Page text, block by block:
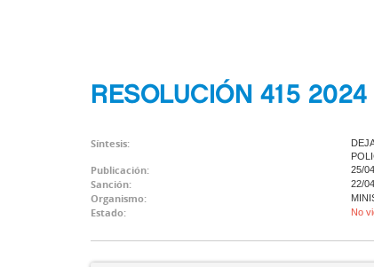
RESOLUCIÓN 415
Síntesis:
Publicación: 25/
Sanción: 22/
Organismo:
Estado: No